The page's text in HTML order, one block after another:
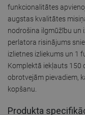
funkcionalitātes
augstas kvalitātes
nodrošina ilgmūžību un
perlatora risinājums
izlietnes izliekums un 1
Komplektā iekļauts 150
obrotvejām pievadiem,
kopšanu.
Produkta